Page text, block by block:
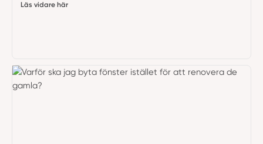
Läs vidare här